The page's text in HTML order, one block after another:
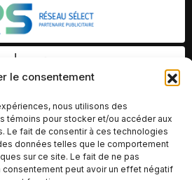
le consentement
nous utilisons des
témoins pour stocker et/ou accéder aux
Le fait de consentir à ces technologies
données telles que le comportement
sur ce site. Le fait de ne pas
consentement peut avoir un effet négatif